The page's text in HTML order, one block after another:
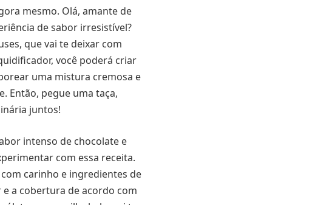
mesmo. Olá, amante de
de sabor irresistível?
que vai te deixar com
você poderá criar
uma mistura cremosa e
Então, pegue uma taça,
juntos!
intenso de chocolate e
com essa receita.
carinho e ingredientes de
a cobertura de acordo com